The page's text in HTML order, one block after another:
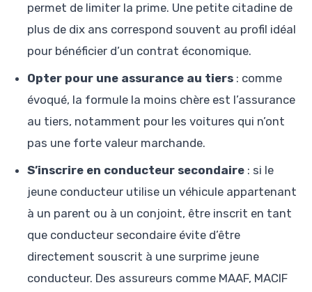
permet de limiter la prime. Une petite citadine de
plus de dix ans correspond souvent au profil idéal
pour bénéficier d’un contrat économique.
Opter pour une assurance au tiers : comme
évoqué, la formule la moins chère est l’assurance
au tiers, notamment pour les voitures qui n’ont
pas une forte valeur marchande.
S’inscrire en conducteur secondaire : si le
jeune conducteur utilise un véhicule appartenant
à un parent ou à un conjoint, être inscrit en tant
que conducteur secondaire évite d’être
directement souscrit à une surprime jeune
conducteur. Des assureurs comme MAAF, MACIF